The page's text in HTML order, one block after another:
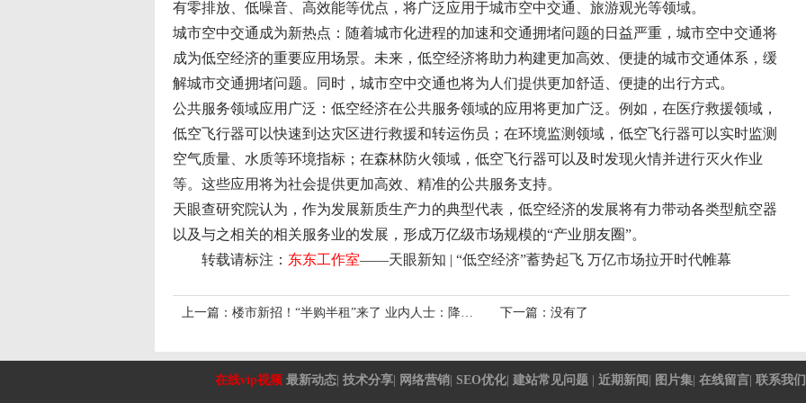
有零排放、低噪音、高效能等优点，将广泛应用于城市空中交通、旅游观光等领域。
城市空中交通成为新热点：随着城市化进程的加速和交通拥堵问题的日益严重，城市空中交通将
成为低空经济的重要应用场景。未来，低空经济将助力构建更加高效、便捷的城市交通体系，缓
解城市交通拥堵问题。同时，城市空中交通也将为人们提供更加舒适、便捷的出行方式。
公共服务领域应用广泛：低空经济在公共服务领域的应用将更加广泛。例如，在医疗救援领域，
低空飞行器可以快速到达灾区进行救援和转运伤员；在环境监测领域，低空飞行器可以实时监测
空气质量、水质等环境指标；在森林防火领域，低空飞行器可以及时发现火情并进行灭火作业
等。这些应用将为社会提供更加高效、精准的公共服务支持。
天眼查研究院认为，作为发展新质生产力的典型代表，低空经济的发展将有力带动各类型航空器
以及与之相关的相关服务业的发展，形成万亿级市场规模的“产业朋友圈”。
转载请标注： 东东工作室——天眼新知 | “低空经济”蓄势起飞 万亿市场拉开时代帷幕
上一篇： 楼市新招！“半购半租”来了 业内人士：降低直接购房成本 下一篇：没有了
在线vip视频 最新动态| 技术分享| 网络营销| SEO优化| 建站常见问题| 近期新闻 图片集| 在线留言| 联系我们